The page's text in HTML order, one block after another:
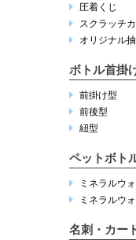
圧着くじ
スクラッチ
オリジナル
ボトル首掛
前掛け型
前後型
紐型
ペットボト
ミネラルウ
ミネラルウ
名刺・カー